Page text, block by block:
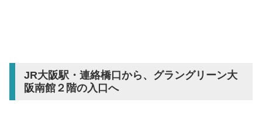
JR大阪駅・連絡橋口から、グラングリーン大
阪南館２階の入口へ